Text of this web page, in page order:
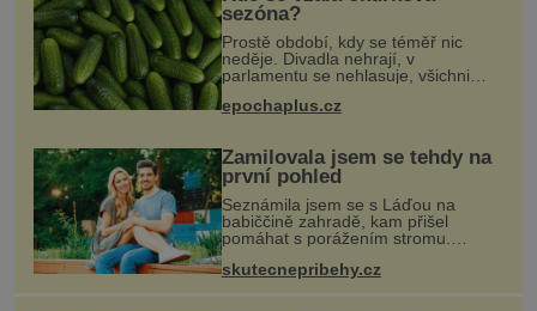
sezóna?
Prostě období, kdy se téměř nic
neděje. Divadla nehrají, v
parlamentu se nehlasuje, všichni
o čem mluvit a psát. A vymýšlejí si
epochaplus.cz
Zamilovala jsem se tehdy na
první pohled
Seznámila jsem se s Láďou na
babiččině zahradě, kam přišel
pomáhat s porážením stromu.
Babička mě před ním ale varovala…
Babička se mě často ptávala, kdy se
skutecnepribehy.cz